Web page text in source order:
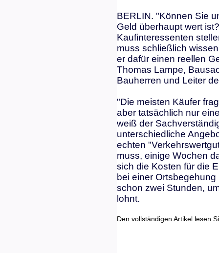
BERLIN. "Können Sie
Geld überhaupt wert
Kaufinteressenten
muss schließlich
er dafür einen reellen
Thomas Lampe,
Bauherren und Leiter
"Die meisten Käufer
aber tatsächlich nur
weiß der
unterschiedliche
echten
muss, einige Wochen
sich die Kosten für die
bei einer
schon zwei Stunden,
lohnt.
Den vollständigen Artikel lesen